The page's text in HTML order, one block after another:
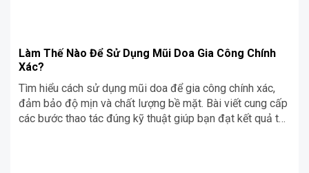
Làm Thế Nào Để Sử Dụng Mũi Doa Gia Công Chính
Xác?
Tìm hiểu cách sử dụng mũi doa để gia công chính xác,
đảm bảo độ mịn và chất lượng bề mặt. Bài viết cung cấp
các bước thao tác đúng kỹ thuật giúp bạn đạt kết quả tốt